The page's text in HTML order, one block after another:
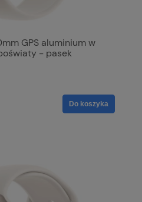
GPS aluminium w
- pasek
Do koszyka